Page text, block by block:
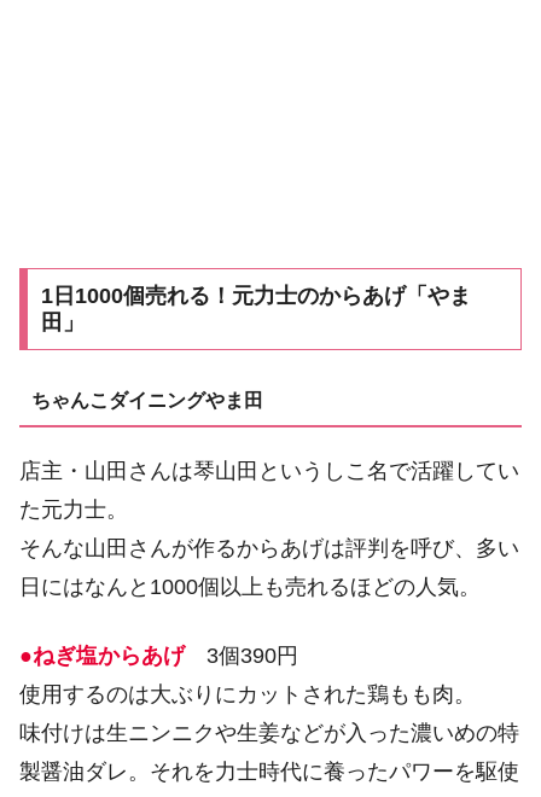
1日1000個売れる！元力士のからあげ「やま
田」
ちゃんこダイニングやま田
店主・山田さんは琴山田というしこ名で活躍してい
た元力士。
そんな山田さんが作るからあげは評判を呼び、多い
日にはなんと1000個以上も売れるほどの人気。
●ねぎ塩からあげ3個390円
使用するのは大ぶりにカットされた鶏もも肉。
味付けは生ニンニクや生姜などが入った濃いめの特
製醤油ダレ。それを力士時代に養ったパワーを駆使